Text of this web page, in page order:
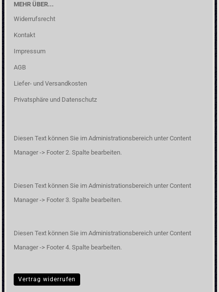
MEHR ÜBER...
Widerrufsrecht
Kontakt
Impressum
AGB
Liefer- und Versandkosten
Privatsphäre und Datenschutz
Diesen Text können Sie im Administrationsbereich unter Content
Manager -> Footer 2. Spalte bearbeiten.
Diesen Text können Sie im Administrationsbereich unter Content
Manager -> Footer 3. Spalte bearbeiten.
Diesen Text können Sie im Administrationsbereich unter Content
Manager -> Footer 4. Spalte bearbeiten.
Vertrag widerrufen